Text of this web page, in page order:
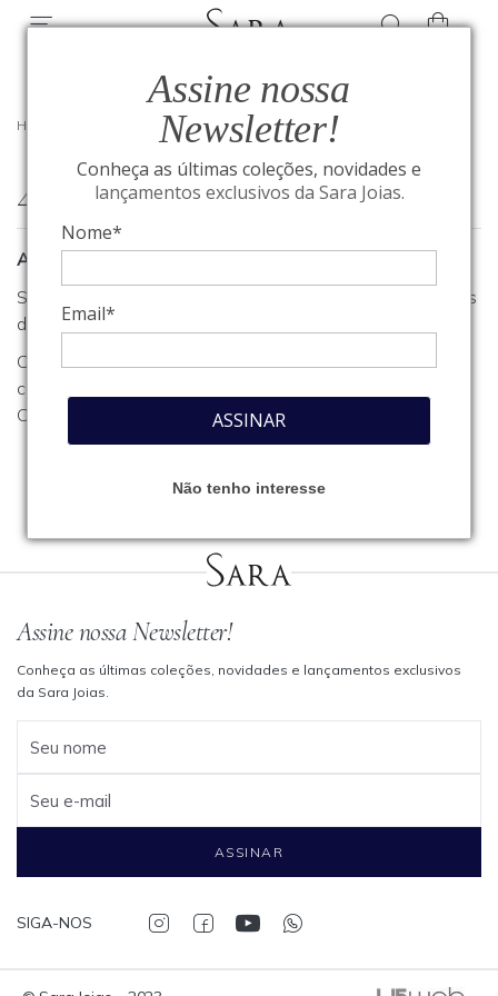
Assine nossa
Newsletter!
Conheça as últimas coleções, novidades e
lançamentos exclusivos da Sara Joias.
Nome*
Email*
ASSINAR
Não tenho interesse
HOME
404
A página que você procura não foi encontrada
Se você estava procurando algum produto, clique em um dos
departamentos ou seções no menu acima.
Caso necessite de outro tipo de informação, entre em
contato com o nosso atendimento através do nosso
Conosco
Assine nossa Newsletter!
Conheça as últimas coleções, novidades e lançamentos exclusivos
da Sara Joias.
Seu nome
Seu e-mail
ASSINAR
SIGA-NOS